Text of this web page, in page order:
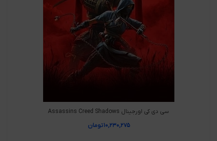
سی دی کی اورجینال Assassins Creed Shadows
۱۰,۲۳۰,۲۷۵تومان